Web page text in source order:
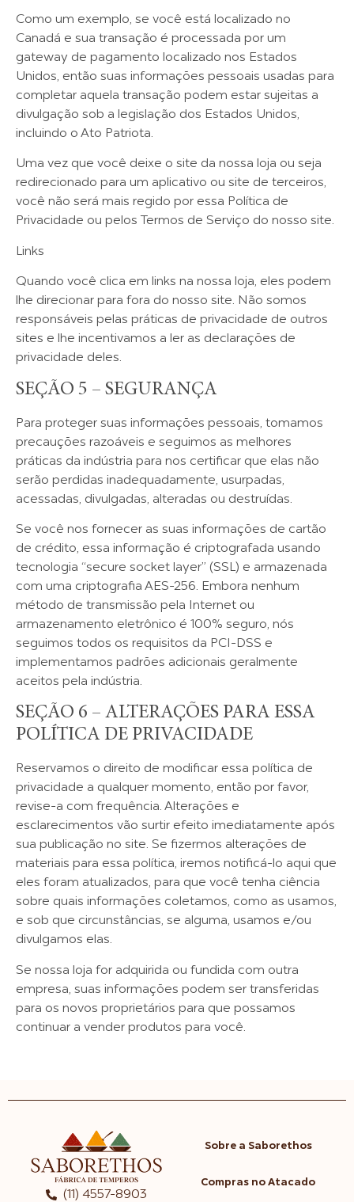
Como um exemplo, se você está localizado no
Canadá e sua transação é processada por um
gateway de pagamento localizado nos Estados
Unidos, então suas informações pessoais usadas para
completar aquela transação podem estar sujeitas a
divulgação sob a legislação dos Estados Unidos,
incluindo o Ato Patriota.
Uma vez que você deixe o site da nossa loja ou seja
redirecionado para um aplicativo ou site de terceiros,
você não será mais regido por essa Política de
Privacidade ou pelos Termos de Serviço do nosso site.
Links
Quando você clica em links na nossa loja, eles podem
lhe direcionar para fora do nosso site. Não somos
responsáveis pelas práticas de privacidade de outros
sites e lhe incentivamos a ler as declarações de
privacidade deles.
SEÇÃO 5 – SEGURANÇA
Para proteger suas informações pessoais, tomamos
precauções razoáveis e seguimos as melhores
práticas da indústria para nos certificar que elas não
serão perdidas inadequadamente, usurpadas,
acessadas, divulgadas, alteradas ou destruídas.
Se você nos fornecer as suas informações de cartão
de crédito, essa informação é criptografada usando
tecnologia “secure socket layer” (SSL) e armazenada
com uma criptografia AES-256. Embora nenhum
método de transmissão pela Internet ou
armazenamento eletrônico é 100% seguro, nós
seguimos todos os requisitos da PCI-DSS e
implementamos padrões adicionais geralmente
aceitos pela indústria.
SEÇÃO 6 – ALTERAÇÕES PARA ESSA
POLÍTICA DE PRIVACIDADE
Reservamos o direito de modificar essa política de
privacidade a qualquer momento, então por favor,
revise-a com frequência. Alterações e
esclarecimentos vão surtir efeito imediatamente após
sua publicação no site. Se fizermos alterações de
materiais para essa política, iremos notificá-lo aqui que
eles foram atualizados, para que você tenha ciência
sobre quais informações coletamos, como as usamos,
e sob que circunstâncias, se alguma, usamos e/ou
divulgamos elas.
Se nossa loja for adquirida ou fundida com outra
empresa, suas informações podem ser transferidas
para os novos proprietários para que possamos
continuar a vender produtos para você.
(11) 4557-8903
Sobre a Saborethos
Compras no Atacado